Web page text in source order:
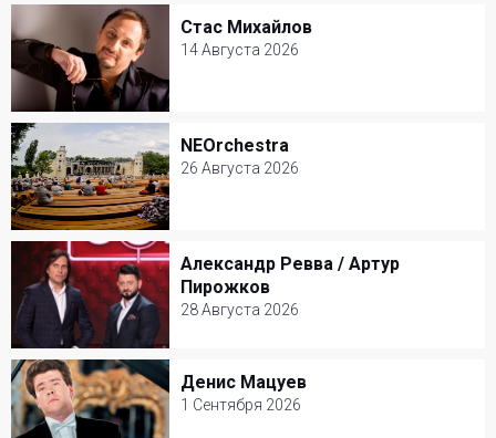
Стас Михайлов
14 Августа 2026
Стас Михайлов
14 Августа 2026
Крокус Сити Холл
Популярная музыка
NEOrchestra
26 Августа 2026
NEOrchestra
26 Августа 2026
Зеленый театр ВДНХ
Другое
Александр Ревва / Артур
Пирожков
28 Августа 2026
Александр Ревва / Артур Пирожков
28 Августа 2026
Зеленый театр ВДНХ
Юмор
Денис Мацуев
1 Сентября 2026
Денис Мацуев